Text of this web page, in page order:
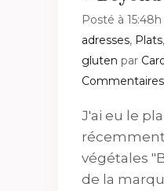
Posté à 15:48h
adresses, Plats,
gluten par
Commentaires
J'ai eu le
végétales
de la